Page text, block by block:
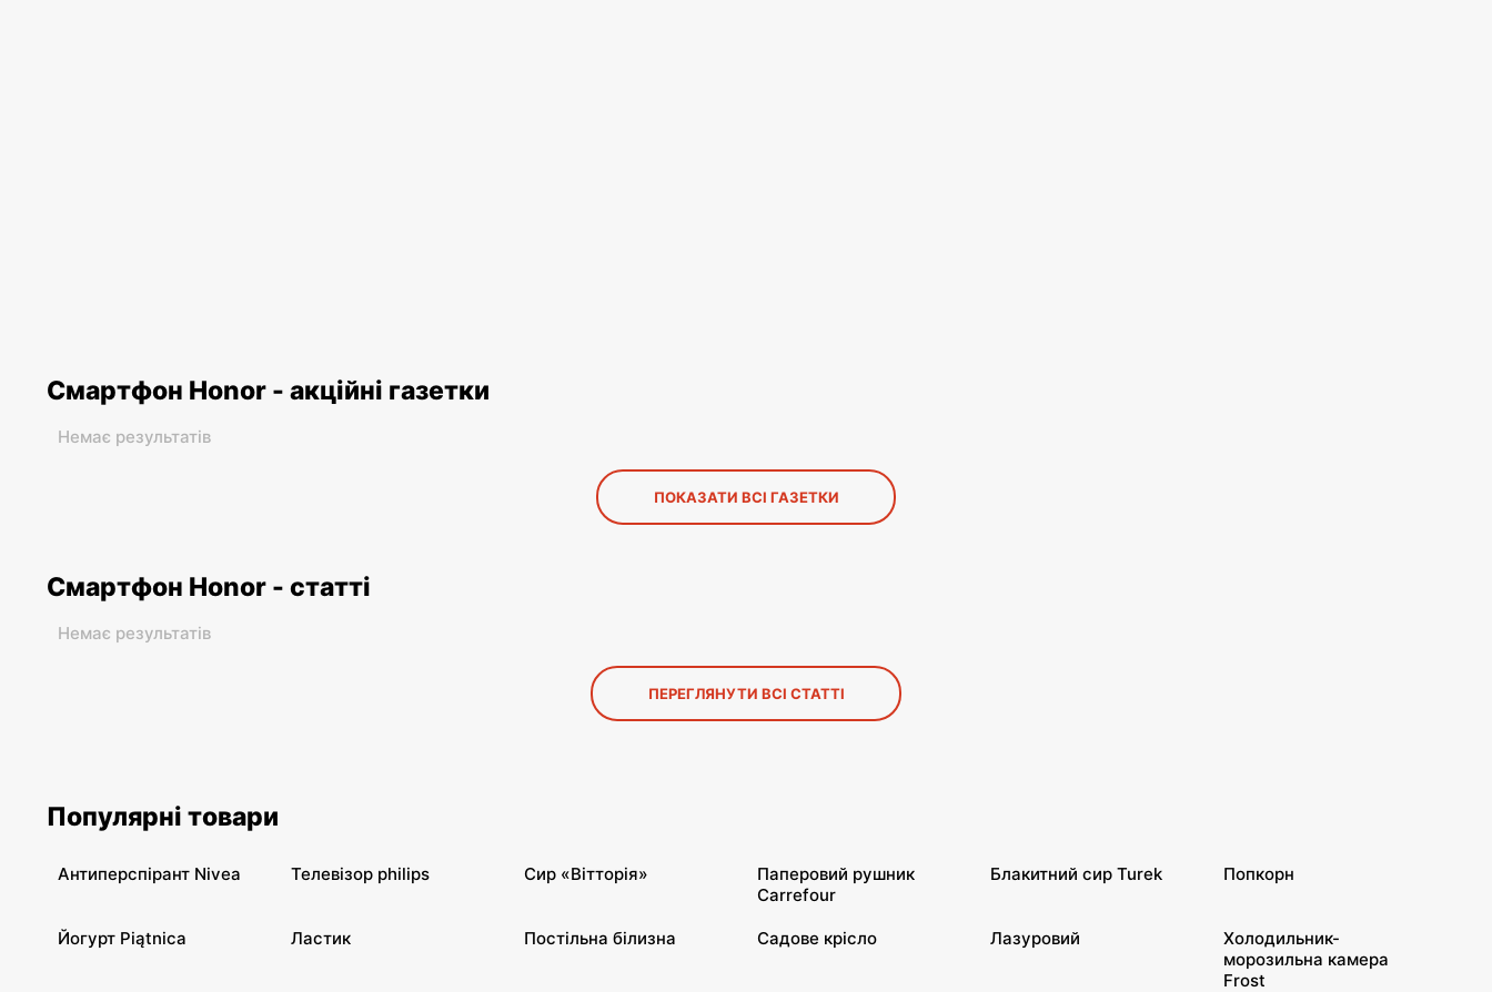
Смартфон Honor - акційні газетки
Немає результатів
ПОКАЗАТИ ВСІ ГАЗЕТКИ
Смартфон Honor - статті
Немає результатів
ПЕРЕГЛЯНУТИ ВСІ СТАТТІ
Популярні товари
Антиперспірант Nivea Телевізор philips Сир «Вітторія»
Паперовий рушник
Carrefour
Блакитний сир Turek Попкорн
Йогурт Piątnica Ластик Постільна білизна Садове крісло Лазуровий
Холодильник-
морозильна камера
Frost